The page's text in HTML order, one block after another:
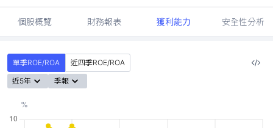
個股概覽 財務報表 獲利能力 安全性分析
單季ROE/ROA
近四季ROE/ROA
近5年
季報